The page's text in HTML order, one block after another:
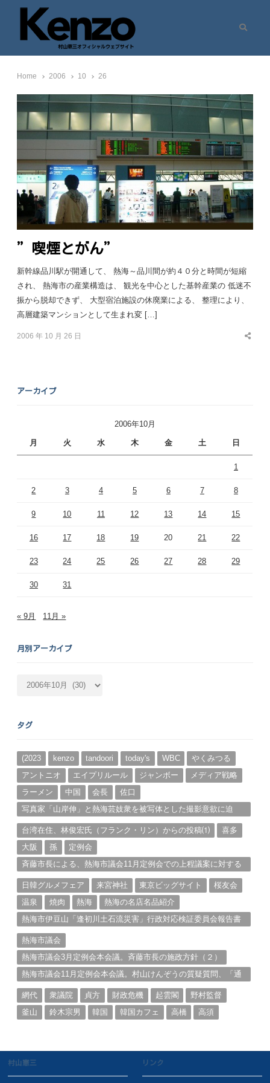
七転八起 – 村山憲三 Official Site
村山憲三ウェブサイト
Home 2006 10 26
”喫煙とがん”
新幹線品川駅が開通して、 熱海～品川間が約４０分と時間が短縮
され、 熱海市の産業構造は、 観光を中心とした基幹産業の 低迷不
振から脱却できず、 大型宿泊施設の休廃業による、 整理により、
高層建築マンションとして生まれ変 […]
2006 年 10 月 26 日
Share
アーカイブ
2006年10月
月 火 水 木 金 土 日
1
2 3 4 5 6 7 8
9 10 11 12 13 14 15
16 17 18 19 20 21 22
23 24 25 26 27 28 29
30 31
« 9月 11月 »
月別アーカイブ
カ
ブ
タグ
(2023 kenzo tandoori today's WBC
やくみつる
アントニオ
エイプリルール ジャンボー
メディア戦略
ラーメン
中国 会長
佐口
写真家「山岸伸」と熱海芸妓衆を被写体とした撮影意欲に迫
台湾在住、林俊宏氏（フランク・リン）からの投稿⑴
喜多
大阪
孫
定例会
斉藤市長による、熱海市議会11月定例会での上程議案に対する
日韓グルメフェア
来宮神社 東京ビッグサイト
桜友会
温泉
焼肉 熱海
熱海の名店名品紹介
熱海市伊豆山「逢初川土石流災害」行政対応検証委員会報告書
熱海市議会
熱海市議会3月定例会本会議。斉藤市長の施政方針（２）
熱海市議会11月定例会本会議。村山けんぞうの質疑質問、「通
網代
衆議院 貞方 財政危機 起雲閣
野村監督
釜山
鈴木宗男 韓国 韓国カフェ 高橋 高須
村山憲三 リンク